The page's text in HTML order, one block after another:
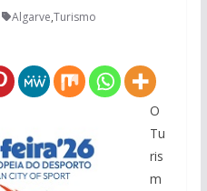
Algarve,Turismo
O
Tu
ris
m